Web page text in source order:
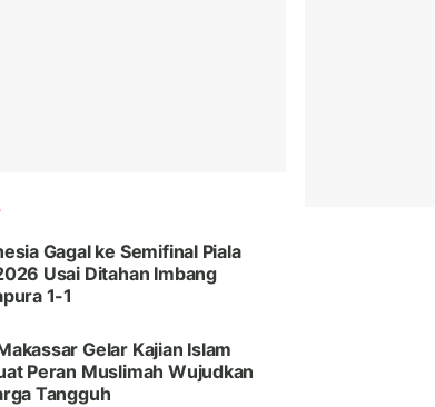
Gagal ke Semifinal Piala
Usai Ditahan Imbang
1-1
Gelar Kajian Islam
Peran Muslimah Wujudkan
Tangguh